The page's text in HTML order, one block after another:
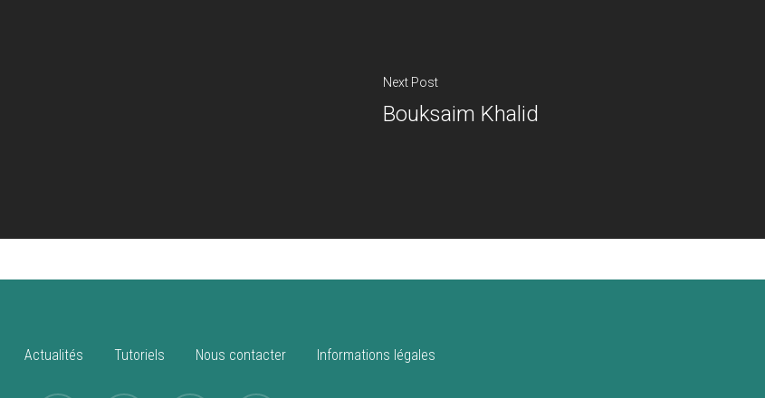
Next Post
Bouksaim Khalid
Actualités Tutoriels Nous contacter Informations légales